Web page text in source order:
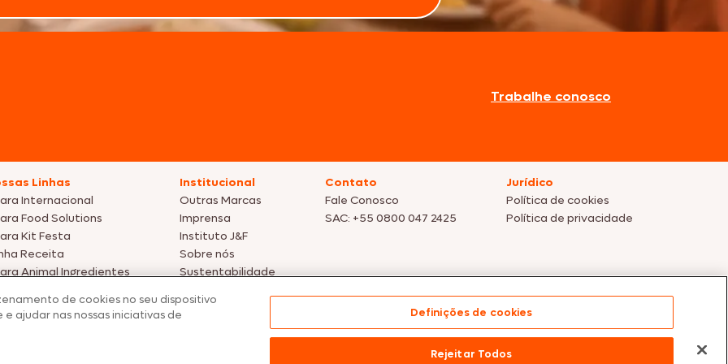
Trabalhe conosco
Linhas
Internacional
Food Solutions
Kit Festa
Receita
Animal Ingredientes
Institucional
Outras Marcas
Imprensa
Instituto J&F
Sobre nós
Sustentabilidade
Contato
Fale Conosco
SAC: +55 0800 047 2425
Jurídico
Política de cookies
Política de privacidade
meramente ilustrativas | Ofertas válidas enquanto durarem os estoques dos nossos parceiros | Vendas sujeitas a análise e
preços, promoções e condições de pagamento são válidos exclusivamente para compras efetuadas em nossos parceiros.
de cookies no seu dispositivo
ajudar nas nossas iniciativas de
Definições de cookies
Rejeitar Todos